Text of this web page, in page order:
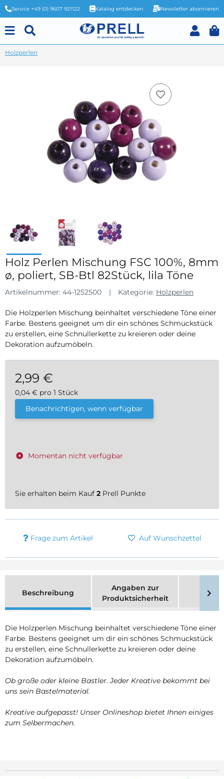
Service +49 (0) 9607 921122 Katalog entdecken Newsletter abonnieren
Holzperlen
Holz Perlen Mischung FSC 100%, 8mm
ø, poliert, SB-Btl 82Stück, lila Töne
Artikelnummer: 44-1252500 Kategorie: Holzperlen
Die Holzperlen Mischung beinhaltet verschiedene Töne einer
Farbe. Bestens geeignet um dir ein schönes Schmuckstück
zu erstellen, eine Schnullerkette zu kreieren oder deine
Dekoration aufzumöbeln.
2,99 €
0,04 € pro 1 Stück
inkl. 19% USt. , zzgl.
Benachrichtigen, wenn verfügbar
Momentan nicht verfügbar
Sie erhalten beim Kauf 2 Prell Punkte
Frage zum Artikel Auf Wunschzettel
Beschreibung
Angaben zur
Produktsicherheit
Die Holzperlen Mischung beinhaltet verschiedene Töne einer
Farbe. Bestens geeignet um dir ein schönes Schmuckstück
zu erstellen, eine Schnullerkette zu kreieren oder deine
Dekoration aufzumöbeln.
Ob große oder kleine Bastler. Jeder Kreative bekommt bei
uns sein Bastelmaterial.
Kreative aufgepasst! Unser Onlineshop bietet Ihnen einiges
zum Selbermachen.